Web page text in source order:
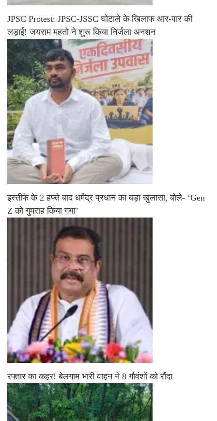
JPSC Protest: JPSC-JSSC घोटाले के खिलाफ आर-पार की
लड़ाई! जयराम महतो ने शुरू किया निर्जला अनशन
इस्तीफे के 2 हफ्ते बाद धर्मेंद्र प्रधान का बड़ा खुलासा, बोले- ‘Gen
Z को गुमराह किया गया’
रफ्तार का कहर! बेलगाम भारी वाहन ने 8 गौवंशों को रौंदा